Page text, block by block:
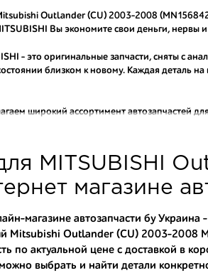
Outlander (CU) 2003-2008
Вы экономите свои деньги, нервы
- это оригинальные запчасти, сняты с
близком к новому. Каждая деталь
широкий ассортимент автозапчастей для
и высококачественные запчасти,
рекомендуют именно нашу разборку
деталей для японских автомобилей, то
мы поможем с правильным выбором по
которые ездили по превосходным
MITSUBISHI
магазине
магазине автозапчасти бу
Mitsubishi Outlander (CU) 2003-2008
по актуальной цене с доставкой в
выбрать и найти детали